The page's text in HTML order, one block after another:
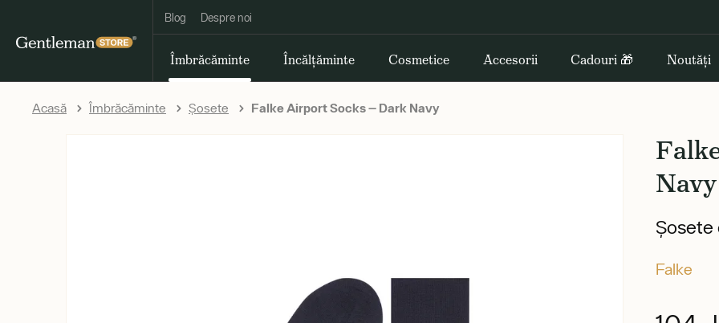
Blog Despre noi
Îmbrăcăminte Încălțăminte Cosmetice Accesorii Cadouri 🎁 Noutăți
Acasă Îmbrăcăminte Șosete Falke Airport Socks — Dark Navy
Navy
Șosete
Falke